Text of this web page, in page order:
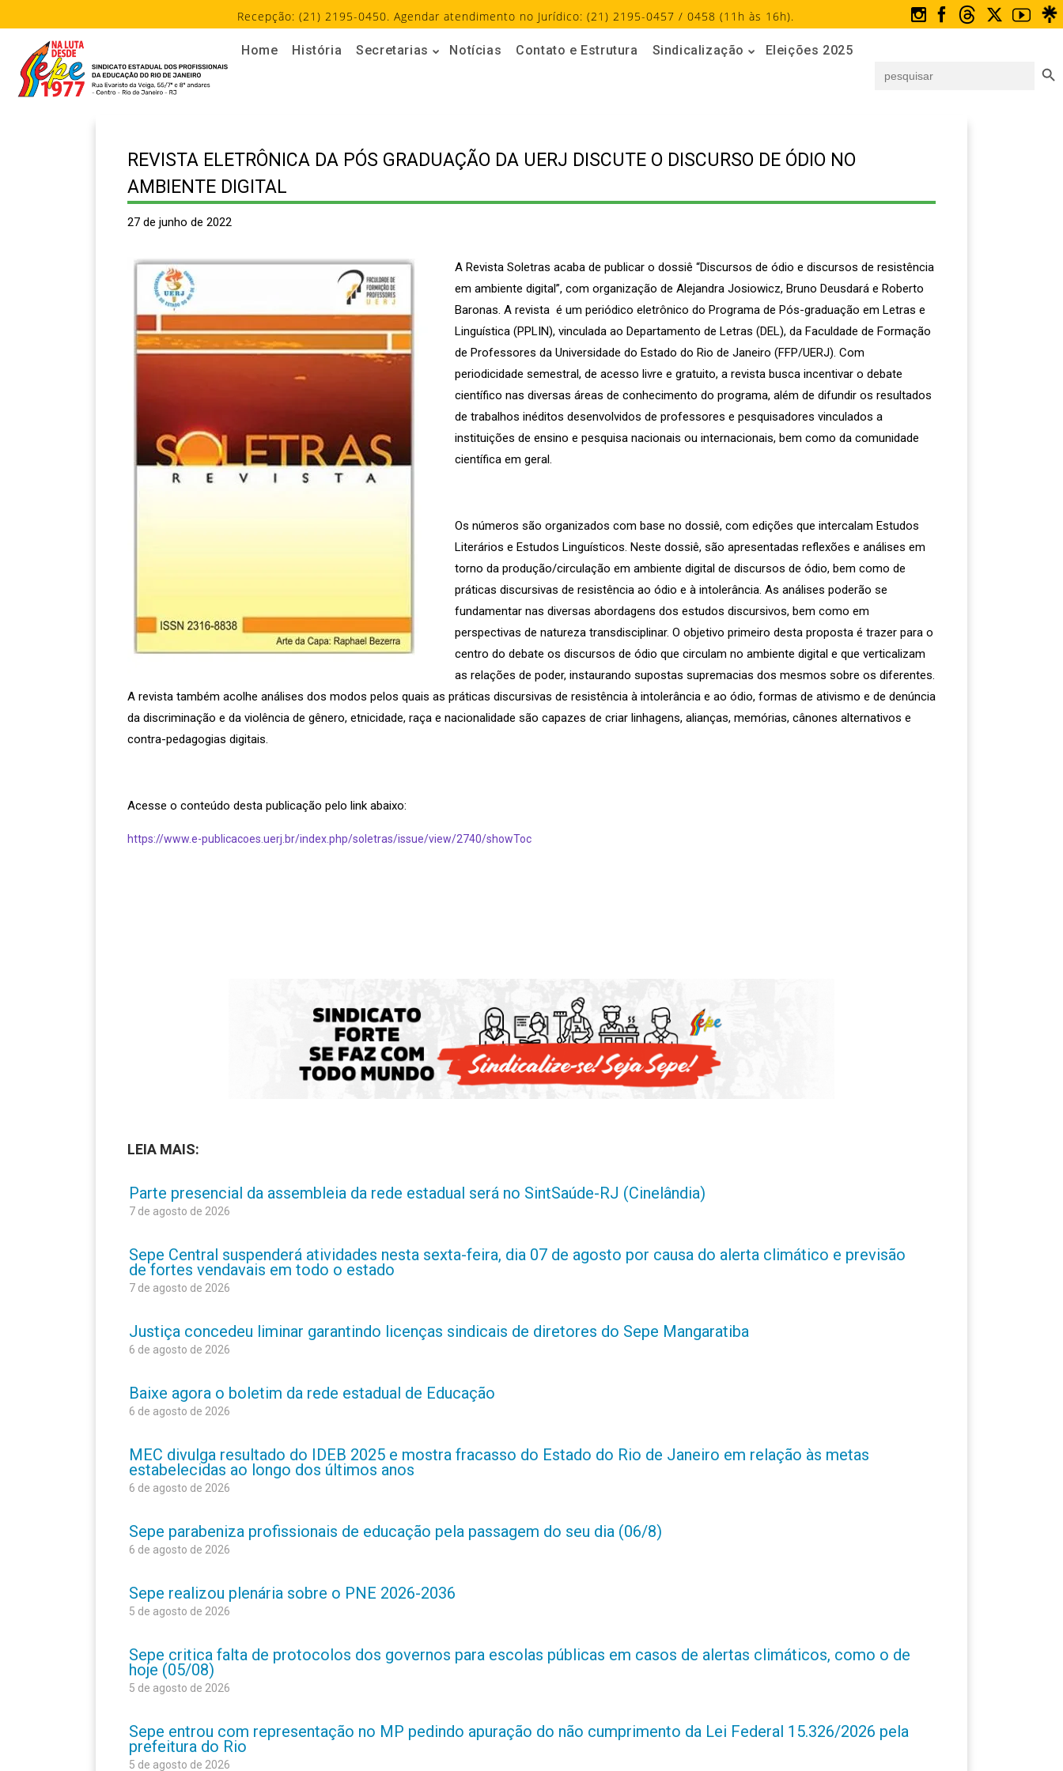
Recepção: (21) 2195-0450. Agendar atendimento no Jurídico: (21) 2195-0457 / 0458 (11h às 16h).
Home História Secretarias Notícias Contato e Estrutura Sindicalização
Eleições 2025
for:
REVISTA ELETRÔNICA DA PÓS GRADUAÇÃO DA UERJ DISCUTE O DISCURSO DE ÓDIO NO
AMBIENTE DIGITAL
27 de junho de 2022
A Revista Soletras acaba de publicar o dossiê “Discursos de ódio e discursos de resistência
em ambiente digital”, com organização de Alejandra Josiowicz, Bruno Deusdará e Roberto
Baronas. A revista é um periódico eletrônico do Programa de Pós-graduação em Letras e
Linguística (PPLIN), vinculada ao Departamento de Letras (DEL), da Faculdade de Formação
de Professores da Universidade do Estado do Rio de Janeiro (FFP/UERJ). Com
periodicidade semestral, de acesso livre e gratuito, a revista busca incentivar o debate
científico nas diversas áreas de conhecimento do programa, além de difundir os resultados
de trabalhos inéditos desenvolvidos de professores e pesquisadores vinculados a
instituições de ensino e pesquisa nacionais ou internacionais, bem como da comunidade
científica em geral.
Os números são organizados com base no dossiê, com edições que intercalam Estudos
Literários e Estudos Linguísticos. Neste dossiê, são apresentadas reflexões e análises em
torno da produção/circulação em ambiente digital de discursos de ódio, bem como de
práticas discursivas de resistência ao ódio e à intolerância. As análises poderão se
fundamentar nas diversas abordagens dos estudos discursivos, bem como em
perspectivas de natureza transdisciplinar. O objetivo primeiro desta proposta é trazer para o
centro do debate os discursos de ódio que circulam no ambiente digital e que verticalizam
as relações de poder, instaurando supostas supremacias dos mesmos sobre os diferentes.
A revista também acolhe análises dos modos pelos quais as práticas discursivas de resistência à intolerância e ao ódio, formas de ativismo e de denúncia
da discriminação e da violência de gênero, etnicidade, raça e nacionalidade são capazes de criar linhagens, alianças, memórias, cânones alternativos e
contra-pedagogias digitais.
Acesse o conteúdo desta publicação pelo link abaixo:
https://www.e-publicacoes.uerj.br/index.php/soletras/issue/view/2740/showToc
LEIA MAIS:
Parte presencial da assembleia da rede estadual será no SintSaúde-RJ (Cinelândia)
7 de agosto de 2026
Sepe Central suspenderá atividades nesta sexta-feira, dia 07 de agosto por causa do alerta climático e previsão
de fortes vendavais em todo o estado
7 de agosto de 2026
Justiça concedeu liminar garantindo licenças sindicais de diretores do Sepe Mangaratiba
6 de agosto de 2026
Baixe agora o boletim da rede estadual de Educação
6 de agosto de 2026
MEC divulga resultado do IDEB 2025 e mostra fracasso do Estado do Rio de Janeiro em relação às metas
estabelecidas ao longo dos últimos anos
6 de agosto de 2026
Sepe parabeniza profissionais de educação pela passagem do seu dia (06/8)
6 de agosto de 2026
Sepe realizou plenária sobre o PNE 2026-2036
5 de agosto de 2026
Sepe critica falta de protocolos dos governos para escolas públicas em casos de alertas climáticos, como o de
hoje (05/08)
5 de agosto de 2026
Sepe entrou com representação no MP pedindo apuração do não cumprimento da Lei Federal 15.326/2026 pela
prefeitura do Rio
5 de agosto de 2026